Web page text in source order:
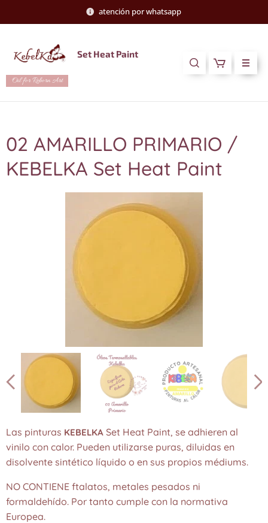
atención por whatsapp
Set Heat Paint
Oil for Reborn Art
02 AMARILLO PRIMARIO /
KEBELKA Set Heat Paint
Las pinturas KEBELKA Set Heat Paint, se adhieren al
vinilo con calor. Pueden utilizarse puras, diluidas en
disolvente sintético líquido o en sus propios médiums.
NO CONTIENE ftalatos, metales pesados ni
formaldehído. Por tanto cumple con la normativa
Europea.